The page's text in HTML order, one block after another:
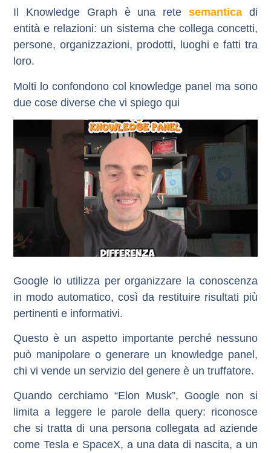
Il Knowledge Graph è una rete semanticadi
entità e relazioni: un sistema che collega concetti,
persone, organizzazioni, prodotti, luoghi e fatti tra
loro.
Molti lo confondono col knowledge panel ma sono
due cose diverse che vi spiego qui
Google lo utilizza per organizzare la conoscenza
in modo automatico, così da restituire risultati più
pertinenti e informativi.
Questo è un aspetto importante perché nessuno
può manipolare o generare un knowledge panel,
chi vi vende un servizio del genere è un truffatore.
Quando cerchiamo “Elon Musk”, Google non si
limita a leggere le parole della query: riconosce
che si tratta di una persona collegata ad aziende
come Tesla e SpaceX, a una data di nascita, a un